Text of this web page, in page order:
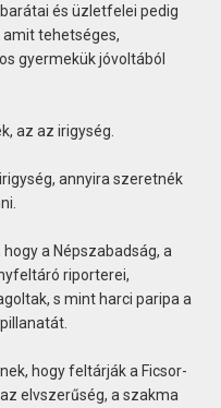
és üzletfelei pedig
tehetséges,
gyermekük jóvoltából
az az irigység.
annyira szeretnék
a Népszabadság, a
riporterei,
s mint harci paripa a
hogy feltárják a Ficsor-
elvszerűség, a szakma